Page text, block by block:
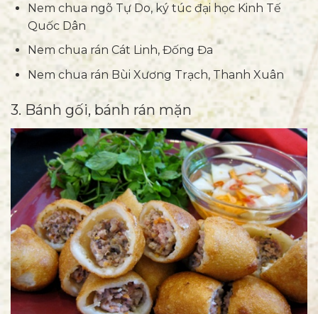
Nem chua ngõ Tự Do, ký túc đại học Kinh Tế
Quốc Dân
Nem chua rán Cát Linh, Đống Đa
Nem chua rán Bùi Xương Trạch, Thanh Xuân
3. Bánh gối, bánh rán mặn